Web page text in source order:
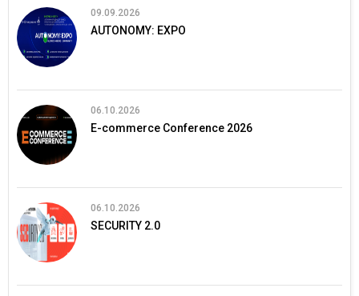
09.09.2026
AUTONOMY: EXPO
06.10.2026
E-commerce Conference 2026
06.10.2026
SECURITY 2.0